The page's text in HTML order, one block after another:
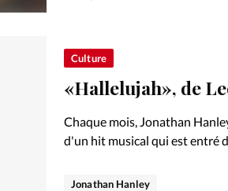
Culture
«Hallelujah», de
Chaque mois, Jonathan
d'un hit musical qui est entré
Jonathan Hanley